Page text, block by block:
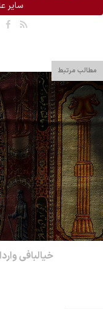
سایر
مطالب مرتبط
خیالبافی